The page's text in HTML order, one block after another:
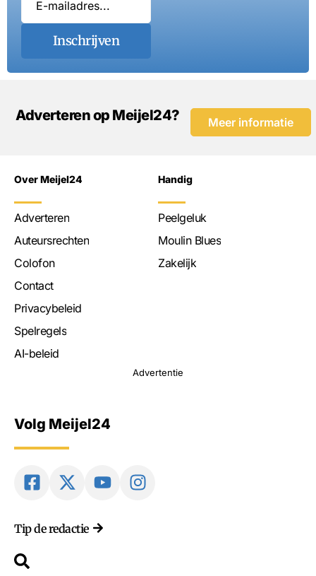
Inschrijven
Adverteren op Meijel24? Meer informatie
Over Meijel24
Adverteren
Auteursrechten
Colofon
Contact
Privacybeleid
Spelregels
AI-beleid
Handig
Peelgeluk
Moulin Blues
Zakelijk
Advertentie
Volg Meijel24
Tip de redactie